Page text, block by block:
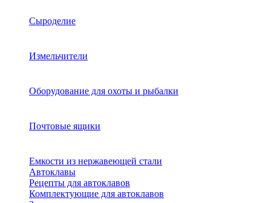
Сыроделие
Измельчители
Оборудование для охоты и рыбалки
Почтовые ящики
Емкости из нержавеющей стали
Автоклавы
Рецепты для автоклавов
Комплектующие для автоклавов